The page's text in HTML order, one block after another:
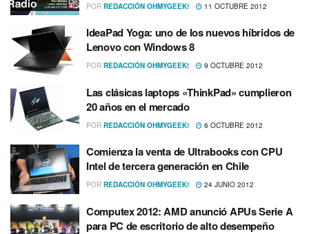
POR REDACCIÓN OHMYGEEK! 11 OCTUBRE 2012
IdeaPad Yoga: uno de los nuevos hí­bridos de
Lenovo con Windows 8
POR REDACCIÓN OHMYGEEK! 9 OCTUBRE 2012
Las clásicas laptops «ThinkPad» cumplieron
20 años en el mercado
POR REDACCIÓN OHMYGEEK! 6 OCTUBRE 2012
Comienza la venta de Ultrabooks con CPU
Intel de tercera generación en Chile
POR REDACCIÓN OHMYGEEK! 24 JUNIO 2012
Computex 2012: AMD anunció APUs Serie A
para PC de escritorio de alto desempeño